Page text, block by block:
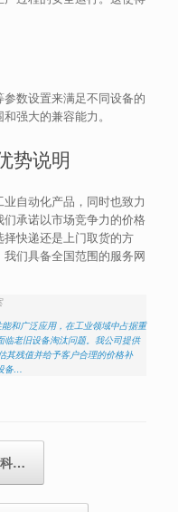
数设置来满足不同设备的
强大的兼容能力。
势说明
自动化产品，同时也致力
承诺以市场竞争力的价格
快递还是上门取货的方
们具备全国范围的服务网
和广泛应用，在工业领域中占据重
老旧设备淘汰问题。我公司提供
其残值并给予客户合理的价格补
备…
科…